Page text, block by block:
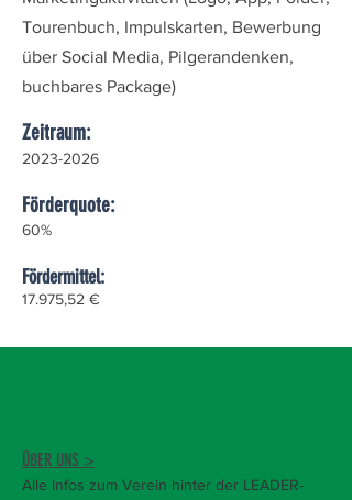
Tourenbuch, Impulskarten, Bewerbung
über Social Media, Pilgerandenken,
buchbares Package)
Zeitraum:
2023-2026
Förderquote:
60%
Fördermittel:
17.975,52 €
ÜBER UNS >
Alle Infos zum Verein hinter der LEADER-